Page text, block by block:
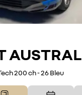
AUSTRAL
200 ch - 26 Bleu